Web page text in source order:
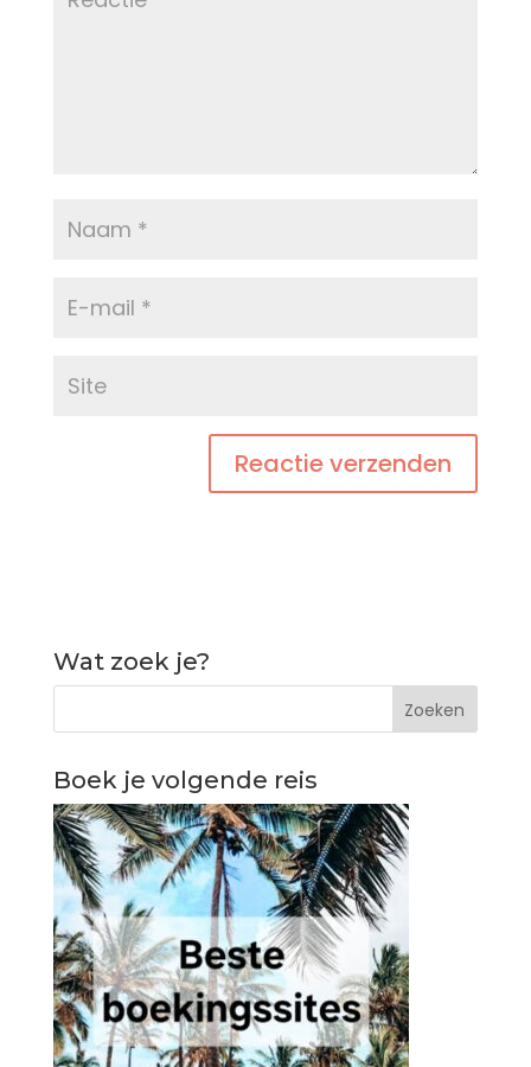
Wat zoek je?
Boek je volgende reis